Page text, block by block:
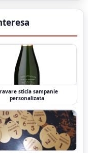
sticla sampanie
personalizata